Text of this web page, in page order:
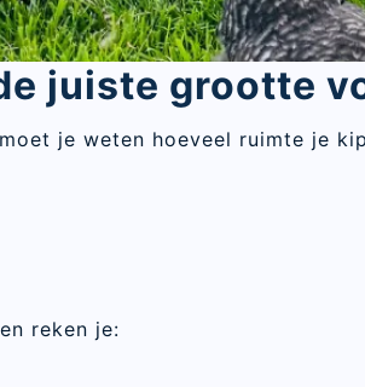
juiste grootte
je weten hoeveel ruimte je
reken je: